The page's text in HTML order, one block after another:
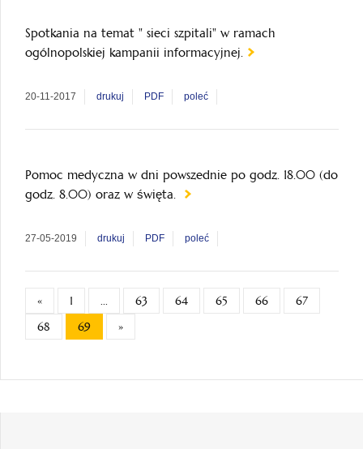
Spotkania na temat " sieci szpitali" w ramach
ogólnopolskiej kampanii informacyjnej.
20-11-2017 drukuj PDF poleć
Pomoc medyczna w dni powszednie po godz. 18.00 (do
godz. 8.00) oraz w święta.
27-05-2019 drukuj PDF poleć
« 1 ... 63 64 65 66
67
68
69 »